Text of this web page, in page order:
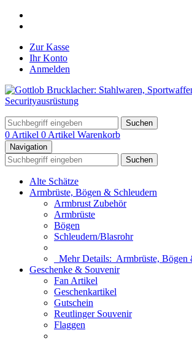
Zur Kasse
Ihr Konto
Anmelden
Suchen
0 Artikel 0 Artikel Warenkorb
Navigation
Suchen
Alte Schätze
Armbrüste, Bögen & Schleudern
Armbrust Zubehör
Armbrüste
Bögen
Schleudern/Blasrohr
Mehr Details: Armbrüste, Bögen
Geschenke & Souvenir
Fan Artikel
Geschenkartikel
Gutschein
Reutlinger Souvenir
Flaggen